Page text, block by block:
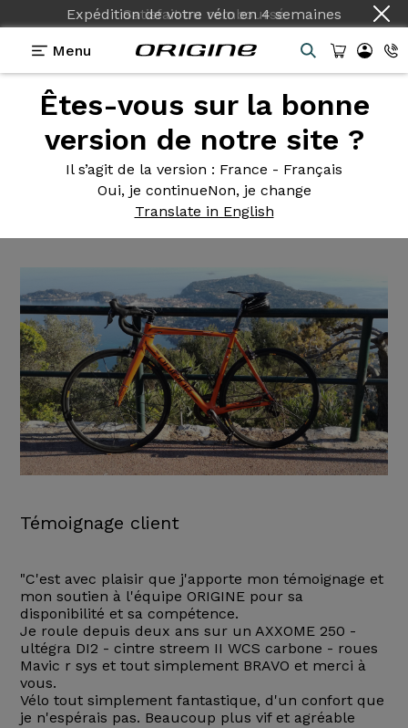
Expédition de votre véloen4 semaines
Menu
Êtes-vous sur la bonne
version de notre site ?
Il s’agit de la version : France - Français
Oui, je continueNon, je change
Translate in English
Témoignages>Vélo de course Axxome 250 Ultegra
Vélo decourse Axxome 250
Ultegra DI2 R Sys SLR
Témoignage client
"C'est avec plaisir que j'apporte mon témoignage et
mon soutien à l'équipe ORIGINE pour sa
disponibilité et sa compétence.
Je roule depuis deux ans sur un AXXOME 250 -
ultégra DI2 - cintre streem II WCS carbone - roues
Mavic r sys et tout simplement BRAVO et merci à
vous.
Vélo tout simplement fantastique, d'un confort que
je n'espérais pas. Beaucoup plus vif et agréable